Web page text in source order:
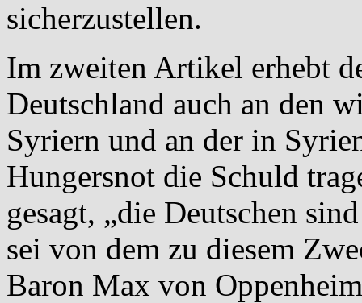
sicherzustellen.
Im zweiten Artikel erhebt
Deutschland auch an den
Syriern und an der in
Hungersnot die Schuld
gesagt, „die Deutschen
sei von dem zu diesem
Baron Max von